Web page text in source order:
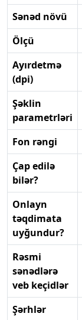
Sənəd növü
Ölçü
Ayırdetmə
(dpi)
Şəklin
parametrləri
Fon rəngi
Çap edilə
bilər?
Onlayn
təqdimata
uyğundur?
Rəsmi
sənədlərə
veb keçidlər
Şərhlər